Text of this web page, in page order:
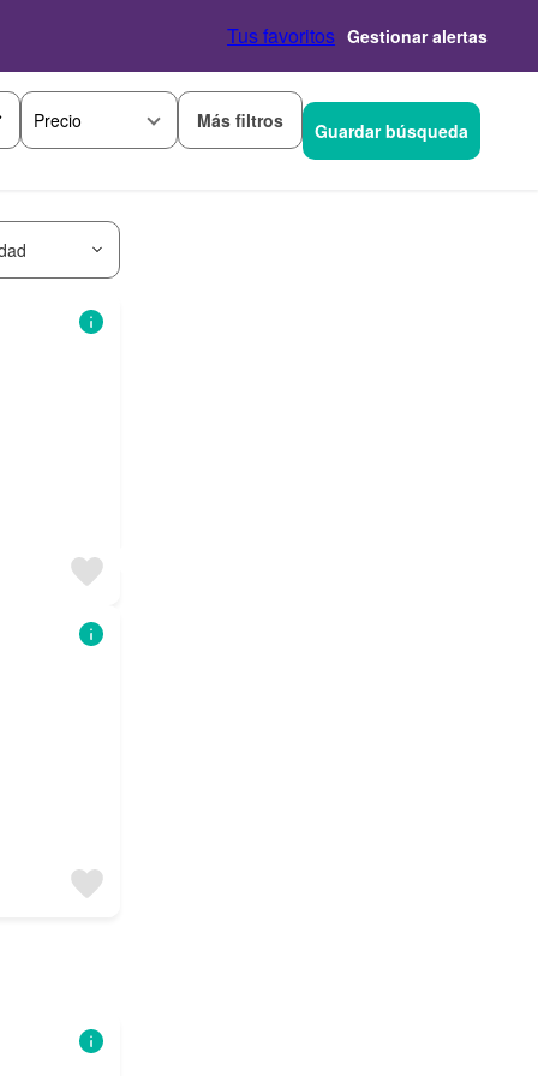
Tus favoritos Gestionar alertas
Precio Más filtros Guardar búsqueda